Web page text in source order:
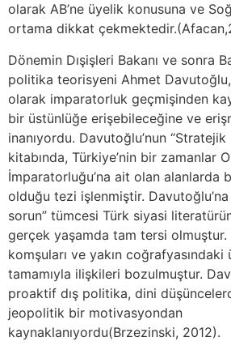
olarak AB’ne üyelik konusuna ve
ortama dikkat
Dönemin Dışişleri Bakanı ve sonra
politika teorisyeni Ahmet
olarak imparatorluk geçmişinden
bir üstünlüğe erişebileceğine ve
inanıyordu. Davutoğlu’nun “Stratejik
kitabında, Türkiye’nin bir zamanlar
İmparatorluğu’na ait olan alanlarda
olduğu tezi işlenmiştir. Davutoğlu’na
sorun” tümcesi Türk siyasi
gerçek yaşamda tam tersi olmuştur.
komşuları ve yakın
tamamıyla ilişkileri bozulmuştur.
proaktif dış politika, dini
jeopolitik bir motivasyondan
kaynaklanıyordu(Brzezinski, 2012).